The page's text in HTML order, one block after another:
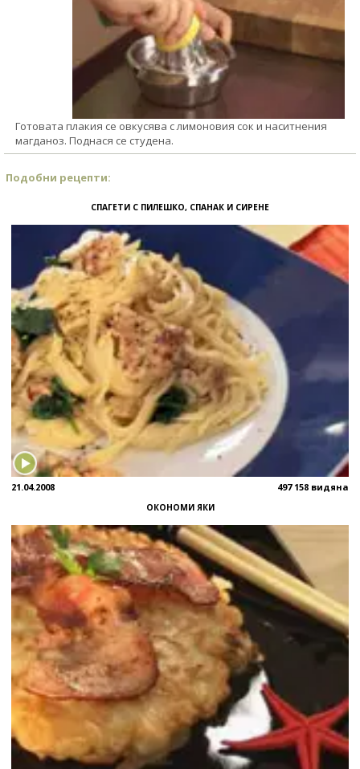
Готовата плакия се овкусява с лимоновия сок и наситнения
магданоз. Поднася се студена.
Подобни рецепти:
СПАГЕТИ С ПИЛЕШКО, СПАНАК И СИРЕНЕ
21.04.2008 497 158 видяна
ОКОНОМИ ЯКИ